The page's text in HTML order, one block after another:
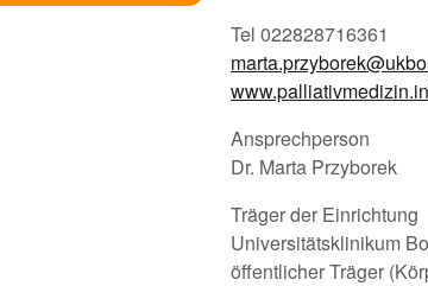
Tel 022828716361
Ansprechperson
Dr. Marta Przyborek
Träger der Einrichtung
Universitätsklinikum
öffentlicher Träger